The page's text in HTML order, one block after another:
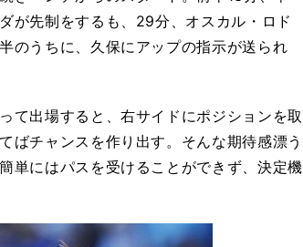
が先制をするも、29分、オスカル・ロド
のうちに、久保にアップの指示が送られ
て出場すると、右サイドにポジションを取
ばチャンスを作り出す。そんな期待感漂う
単にはパスを受けることができず、決定機